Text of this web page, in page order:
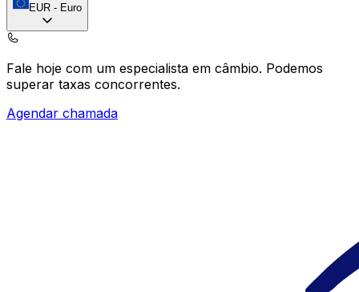
EUR - Euro
Fale hoje com um especialista em câmbio. Podemos
superar taxas concorrentes.
Agendar chamada